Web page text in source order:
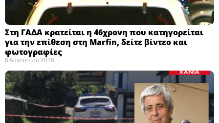
Στη ΓΑΔΑ κρατείται η 46χρονη που κατηγορείται
για την επίθεση στη Marfin, δείτε βίντεο και
φωτογραφίες
6 Αυγούστου 2026